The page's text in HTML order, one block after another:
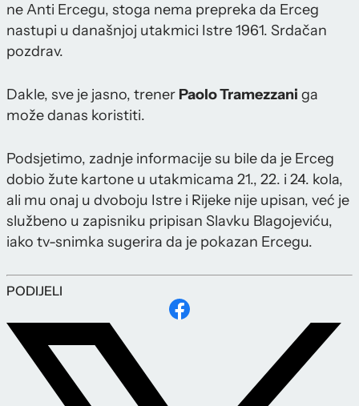
ne Anti Ercegu, stoga nema prepreka da Erceg
nastupi u današnjoj utakmici Istre 1961. Srdačan
pozdrav.
Dakle, sve je jasno, trener Paolo Tramezzani ga
može danas koristiti.
Podsjetimo, zadnje informacije su bile da je Erceg
dobio žute kartone u utakmicama 21., 22. i 24. kola,
ali mu onaj u dvoboju Istre i Rijeke nije upisan, već je
službeno u zapisniku pripisan Slavku Blagojeviću,
iako tv-snimka sugerira da je pokazan Ercegu.
PODIJELI